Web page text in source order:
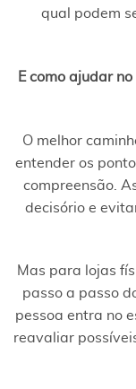
qual podem
E como ajudar
O melhor
entender os
compreensão.
decisório e
Mas para lojas
passo a passo
pessoa entra no
reavaliar